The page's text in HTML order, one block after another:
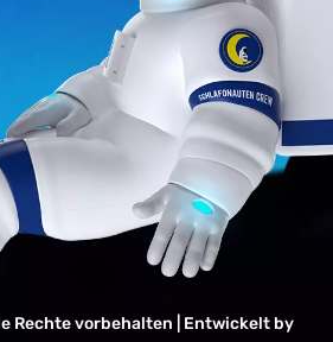
Rechte vorbehalten | Entwickelt by